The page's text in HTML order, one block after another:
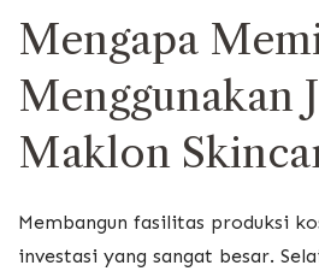
Mengapa
Menggunakan
Maklon
Membangun fasilitas produksi
investasi yang sangat besar.